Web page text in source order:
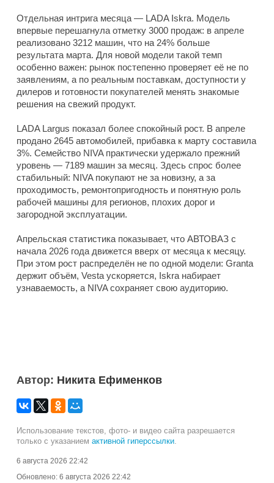
Отдельная интрига месяца — LADA Iskra. Модель
впервые перешагнула отметку 3000 продаж: в апреле
реализовано 3212 машин, что на 24% больше
результата марта. Для новой модели такой темп
особенно важен: рынок постепенно проверяет её не по
заявлениям, а по реальным поставкам, доступности у
дилеров и готовности покупателей менять знакомые
решения на свежий продукт.
LADA Largus показал более спокойный рост. В апреле
продано 2645 автомобилей, прибавка к марту составила
3%. Семейство NIVA практически удержало прежний
уровень — 7189 машин за месяц. Здесь спрос более
стабильный: NIVA покупают не за новизну, а за
проходимость, ремонтопригодность и понятную роль
рабочей машины для регионов, плохих дорог и
загородной эксплуатации.
Апрельская статистика показывает, что АВТОВАЗ с
начала 2026 года движется вверх от месяца к месяцу.
При этом рост распределён не по одной модели: Granta
держит объём, Vesta ускоряется, Iskra набирает
узнаваемость, а NIVA сохраняет свою аудиторию.
Автор: Никита Ефименков
Использование текстов, фото- и видео сайта разрешается
только с указанием активной гиперссылки.
6 августа 2026 22:42
Обновлено: 6 августа 2026 22:42